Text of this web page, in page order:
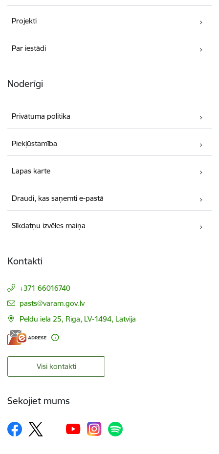
Projekti
Par iestādi
Noderīgi
Privātuma politika
Piekļūstamība
Lapas karte
Draudi, kas saņemti e-pastā
Sīkdatņu izvēles maiņa
Kontakti
+371 66016740
E-pasts:
pasts@varam.gov.lv
Peldu iela 25, Rīga, LV-1494, Latvija
Visi kontakti
Sekojiet mums